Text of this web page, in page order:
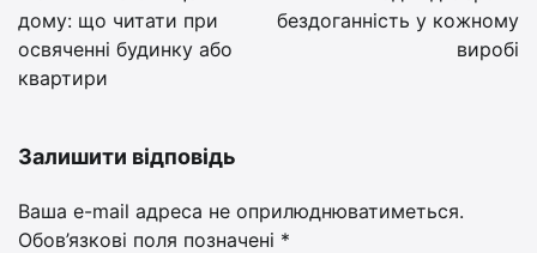
дому: що читати при
освяченні будинку або
квартири
бездоганність у кожному
виробі
Залишити відповідь
Ваша e-mail адреса не оприлюднюватиметься.
Обов’язкові поля позначені *